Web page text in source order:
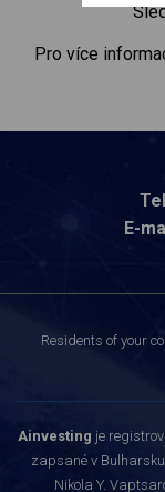
Pro více
E-
Residents of your
Ainvesting je
zapsané v
Nikola Y.